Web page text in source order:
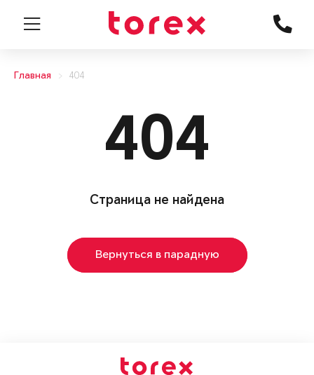
Главная 404
404
Страница не найдена
Вернуться в парадную